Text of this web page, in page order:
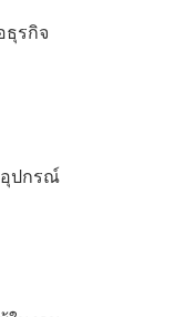
ธุรกิจ
อุปกรณ์